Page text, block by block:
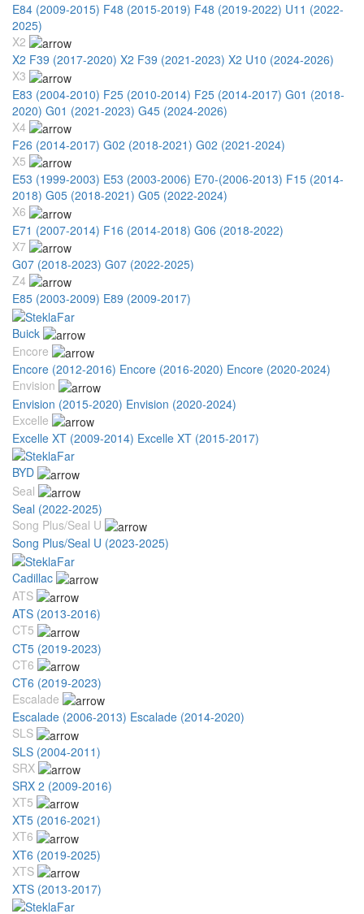
E84 (2009-2015) F48 (2015-2019) F48 (2019-2022) U11 (2022-
2025)
X2
X2 F39 (2017-2020) X2 F39 (2021-2023) X2 U10 (2024-2026)
X3
E83 (2004-2010) F25 (2010-2014) F25 (2014-2017) G01 (2018-
2020) G01 (2021-2023) G45 (2024-2026)
X4
F26 (2014-2017) G02 (2018-2021) G02 (2021-2024)
X5
E53 (1999-2003) E53 (2003-2006) E70-(2006-2013) F15 (2014-
2018) G05 (2018-2021) G05 (2022-2024)
X6
E71 (2007-2014) F16 (2014-2018) G06 (2018-2022)
X7
G07 (2018-2023) G07 (2022-2025)
Z4
E85 (2003-2009) E89 (2009-2017)
Buick
Encore
Encore (2012-2016) Encore (2016-2020) Encore (2020-2024)
Envision
Envision (2015-2020) Envision (2020-2024)
Excelle
Excelle XT (2009-2014) Excelle XT (2015-2017)
BYD
Seal
Seal (2022-2025)
Song Plus/Seal U
Song Plus/Seal U (2023-2025)
Cadillac
ATS
ATS (2013-2016)
CT5
CT5 (2019-2023)
CT6
CT6 (2019-2023)
Escalade
Escalade (2006-2013) Escalade (2014-2020)
SLS
SLS (2004-2011)
SRX
SRX 2 (2009-2016)
XT5
XT5 (2016-2021)
XT6
XT6 (2019-2025)
XTS
XTS (2013-2017)